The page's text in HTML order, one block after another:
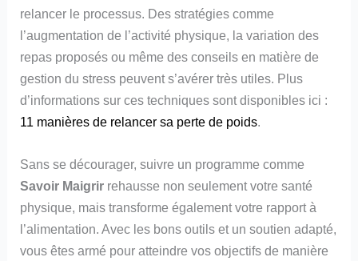
relancer le processus. Des stratégies comme
l’augmentation de l’activité physique, la variation des
repas proposés ou même des conseils en matière de
gestion du stress peuvent s’avérer très utiles. Plus
d’informations sur ces techniques sont disponibles ici :
11 manières de relancer sa perte de poids
Sans se décourager, suivre un programme comme
Savoir Maigrir rehausse non seulement votre santé
physique, mais transforme également votre rapport à
l’alimentation. Avec les bons outils et un soutien adapté,
vous êtes armé pour atteindre vos objectifs de manière